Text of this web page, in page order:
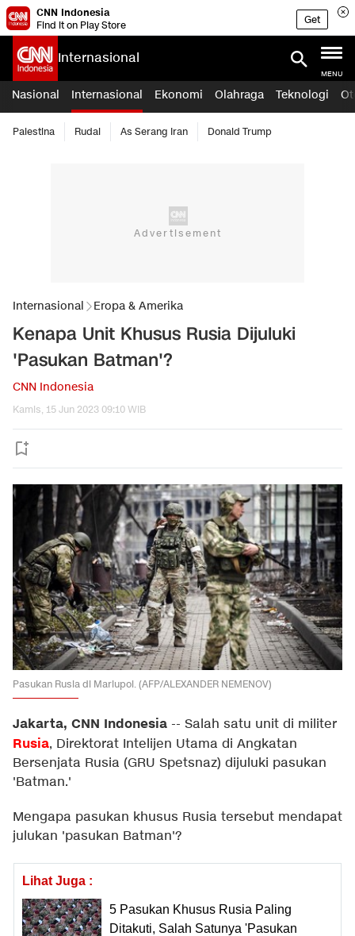
CNN Indonesia
Find it on Play Store
Get
Internasional
MENU
Nasional Internasional Ekonomi Olahraga Teknologi
Palestina Rudal As Serang Iran Donald Trump
Internasional Eropa & Amerika
Kenapa Unit Khusus Rusia Dijuluki
'Pasukan Batman'?
CNN Indonesia
Kamis, 15 Jun 2023 09:10 WIB
Pasukan Rusia di Mariupol. (AFP/ALEXANDER NEMENOV)
Jakarta, CNN Indonesia -- Salah satu unit di militer
Rusia, Direktorat Intelijen Utama di Angkatan
Bersenjata Rusia (GRU Spetsnaz) dijuluki pasukan
'Batman.'
Mengapa pasukan khusus Rusia tersebut mendapat
julukan 'pasukan Batman'?
Lihat Juga :
5 Pasukan Khusus Rusia Paling
Ditakuti, Salah Satunya 'Pasukan